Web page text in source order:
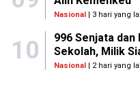
Nasional| 3 hari yang
10
996 Senjata
Sekolah, Milik
Nasional| 2 hari yang